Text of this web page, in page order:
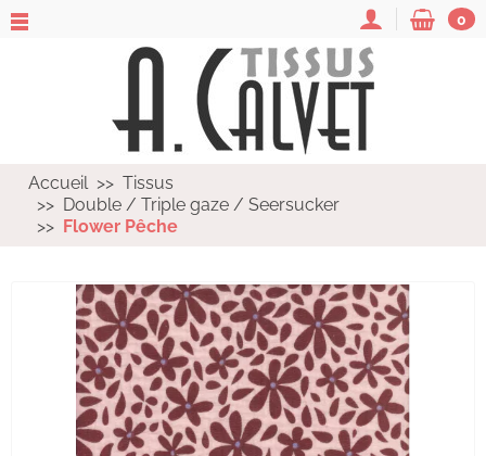
0
Accueil
Tissus
Double / Triple gaze / Seersucker
Flower Pêche